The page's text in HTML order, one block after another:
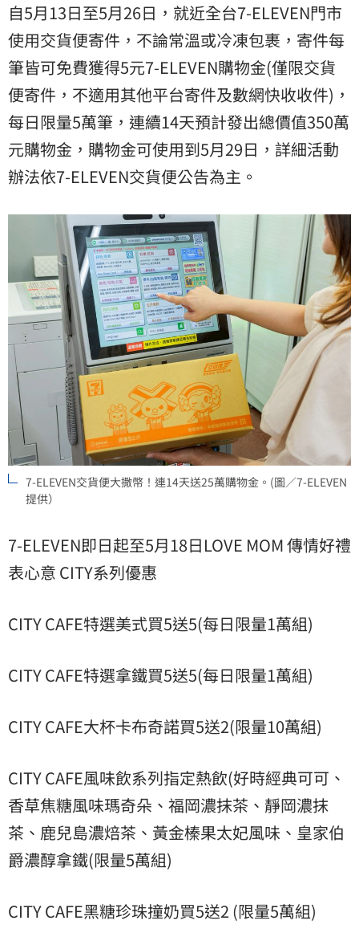
自5月13日至5月26日，就近全台7-ELEVEN門市
使用交貨便寄件，不論常溫或冷凍包裹，寄件每
筆皆可免費獲得5元7-ELEVEN購物金(僅限交貨
便寄件，不適用其他平台寄件及數網快收收件)，
每日限量5萬筆，連續14天預計發出總價值350萬
元購物金，購物金可使用到5月29日，詳細活動
辦法依7-ELEVEN交貨便公告為主。
7-ELEVEN交貨便大撒幣！連14天送25萬購物金。(圖／7-ELEVEN
提供）
7-ELEVEN即日起至5月18日LOVE MOM 傳情好禮
表心意 CITY系列優惠
CITY CAFE特選美式買5送5(每日限量1萬組)
CITY CAFE特選拿鐵買5送5(每日限量1萬組)
CITY CAFE大杯卡布奇諾買5送2(限量10萬組)
CITY CAFE風味飲系列指定熱飲(好時經典可可、
香草焦糖風味瑪奇朵、福岡濃抹茶、靜岡濃抹
茶、鹿兒島濃焙茶、黃金榛果太妃風味、皇家伯
爵濃醇拿鐵(限量5萬組)
CITY CAFE黑糖珍珠撞奶買5送2 (限量5萬組)